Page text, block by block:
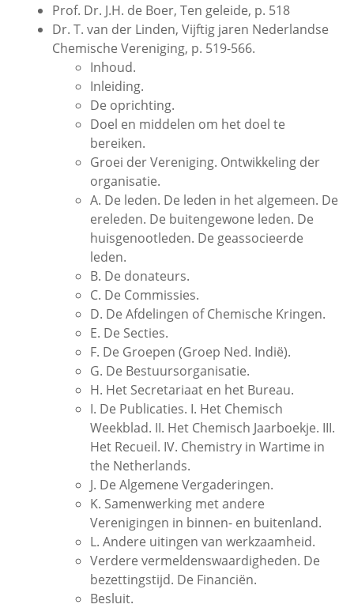
Prof. Dr. J.H. de Boer, Ten geleide, p. 518
Dr. T. van der Linden, Vijftig jaren Nederlandse
Chemische Vereniging, p. 519-566.
Inhoud.
Inleiding.
De oprichting.
Doel en middelen om het doel te
bereiken.
Groei der Vereniging. Ontwikkeling der
organisatie.
A. De leden. De leden in het algemeen. De
ereleden. De buitengewone leden. De
huisgenootleden. De geassocieerde
leden.
B. De donateurs.
C. De Commissies.
D. De Afdelingen of Chemische Kringen.
E. De Secties.
F. De Groepen (Groep Ned. Indië).
G. De Bestuursorganisatie.
H. Het Secretariaat en het Bureau.
I. De Publicaties. I. Het Chemisch
Weekblad. II. Het Chemisch Jaarboekje. III.
Het Recueil. IV. Chemistry in Wartime in
the Netherlands.
J. De Algemene Vergaderingen.
K. Samenwerking met andere
Verenigingen in binnen- en buitenland.
L. Andere uitingen van werkzaamheid.
Verdere vermeldenswaardigheden. De
bezettingstijd. De Financiën.
Besluit.